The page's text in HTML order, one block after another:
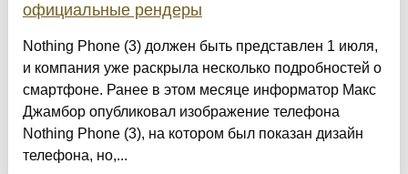
официальные рендеры
Nothing Phone (3) должен быть представлен 1 июля,
и компания уже раскрыла несколько подробностей о
смартфоне. Ранее в этом месяце информатор Макс
Джамбор опубликовал изображение телефона
Nothing Phone (3), на котором был показан дизайн
телефона, но,...